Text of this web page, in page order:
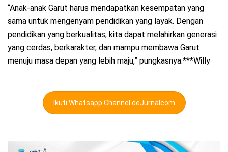
“Anak-anak Garut harus mendapatkan kesempatan yang
sama untuk mengenyam pendidikan yang layak. Dengan
pendidikan yang berkualitas, kita dapat melahirkan generasi
yang cerdas, berkarakter, dan mampu membawa Garut
menuju masa depan yang lebih maju,” pungkasnya.***Willy
Ikuti Whatsapp Channel deJurnalcom